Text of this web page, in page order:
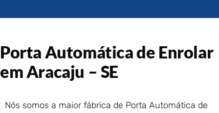
Enrolar em Queimados – RJ
Portão de Garagem de
Enrolar em Petrópolis – RJ
Porta Automática de Enrolar
em Aracaju – SE
Nós somos a maior fábrica de Porta Automática de